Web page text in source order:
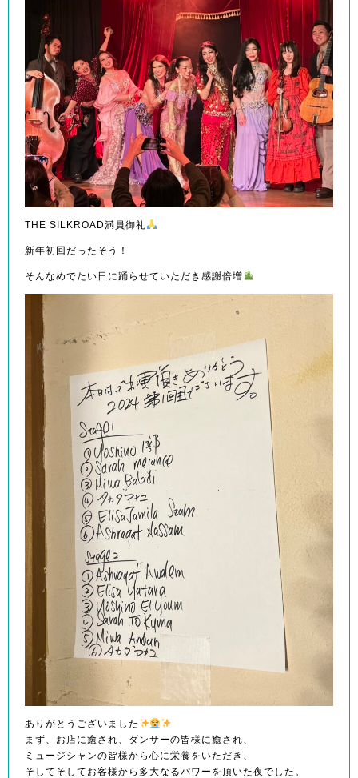
THE SILKROAD満員御礼
新年初回だったそう！
そんなめでたい日に踊らせていただき感謝倍増
ありがとうございました
まず、お店に癒され、ダンサーの皆様に癒され、
ミュージシャンの皆様から心に栄養をいただき、
そしてそしてお客様から多大なるパワーを頂いた夜でした。